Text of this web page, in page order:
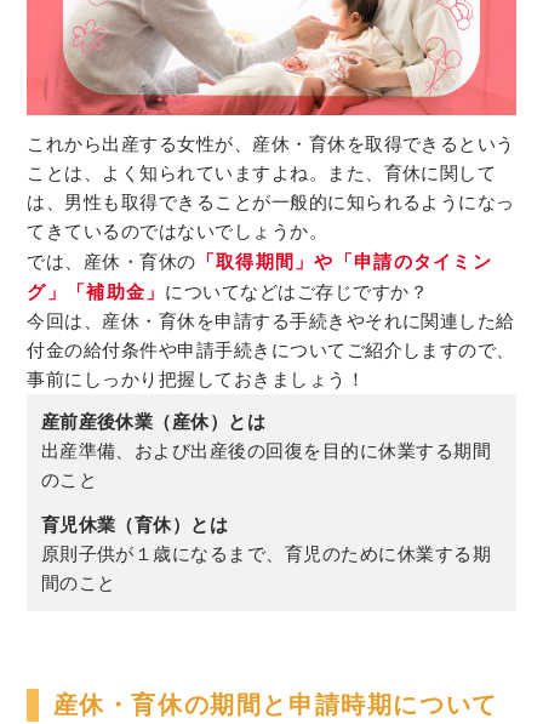
これから出産する女性が、産休・育休を取得できるという
ことは、よく知られていますよね。また、育休に関して
は、男性も取得できることが一般的に知られるようになっ
てきているのではないでしょうか。
では、産休・育休の 「取得期間」や「申請のタイミン
グ」「補助金」 についてなどはご存じですか？
今回は、産休・育休を申請する手続きやそれに関連した給
付金の給付条件や申請手続きについてご紹介しますので、
事前にしっかり把握しておきましょう！
産前産後休業（産休）とは
出産準備、および出産後の回復を目的に休業する期間
のこと
育児休業（育休）とは
原則子供が１歳になるまで、育児のために休業する期
間のこと
産休・育休の期間と申請時期について